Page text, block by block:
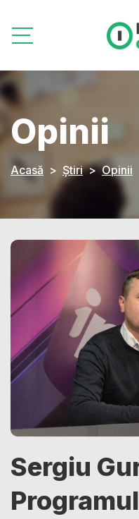
Opinii
Acasă Știri Opinii
Sergiu